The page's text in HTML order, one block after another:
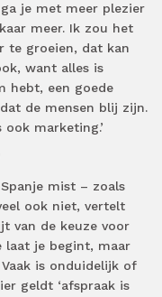
je met meer plezier
meer. Ik zou het
te groeien, dat kan
want alles is
hebt, een goede
de mensen blij zijn.
marketing.’
mist – zoals
ook niet, vertelt
van de keuze voor
laat je begint, maar
is onduidelijk of
geldt ‘afspraak is